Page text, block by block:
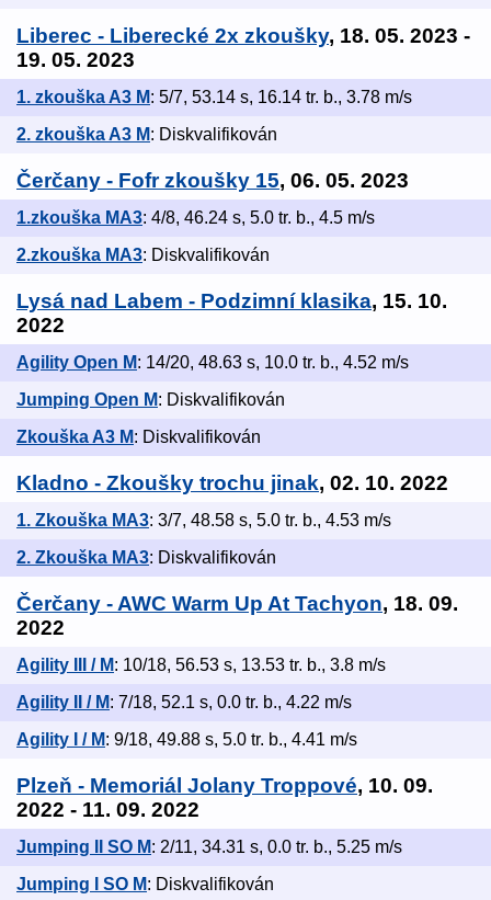
Liberec - Liberecké 2x zkoušky, 18. 05. 2023 -
19. 05. 2023
1. zkouška A3 M: 5/7, 53.14 s, 16.14 tr. b., 3.78 m/s
2. zkouška A3 M: Diskvalifikován
Čerčany - Fofr zkoušky 15, 06. 05. 2023
1.zkouška MA3: 4/8, 46.24 s, 5.0 tr. b., 4.5 m/s
2.zkouška MA3: Diskvalifikován
Lysá nad Labem - Podzimní klasika, 15. 10.
2022
Agility Open M: 14/20, 48.63 s, 10.0 tr. b., 4.52 m/s
Jumping Open M: Diskvalifikován
Zkouška A3 M: Diskvalifikován
Kladno - Zkoušky trochu jinak, 02. 10. 2022
1. Zkouška MA3: 3/7, 48.58 s, 5.0 tr. b., 4.53 m/s
2. Zkouška MA3: Diskvalifikován
Čerčany - AWC Warm Up At Tachyon, 18. 09.
2022
Agility III / M: 10/18, 56.53 s, 13.53 tr. b., 3.8 m/s
Agility II / M: 7/18, 52.1 s, 0.0 tr. b., 4.22 m/s
Agility I / M: 9/18, 49.88 s, 5.0 tr. b., 4.41 m/s
Plzeň - Memoriál Jolany Troppové, 10. 09.
2022 - 11. 09. 2022
Jumping II SO M: 2/11, 34.31 s, 0.0 tr. b., 5.25 m/s
Jumping I SO M: Diskvalifikován